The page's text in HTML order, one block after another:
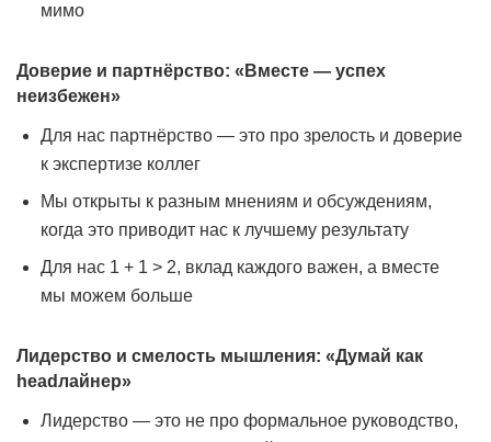
мимо
Доверие и партнёрство: «Вместе — успех
неизбежен»
Для нас партнёрство — это про зрелость и доверие
к экспертизе коллег
Мы открыты к разным мнениям и обсуждениям,
когда это приводит нас к лучшему результату
Для нас 1 + 1 > 2, вклад каждого важен, а вместе
мы можем больше
Лидерство и смелость мышления: «Думай как
headлайнер»
Лидерство — это не про формальное руководство,